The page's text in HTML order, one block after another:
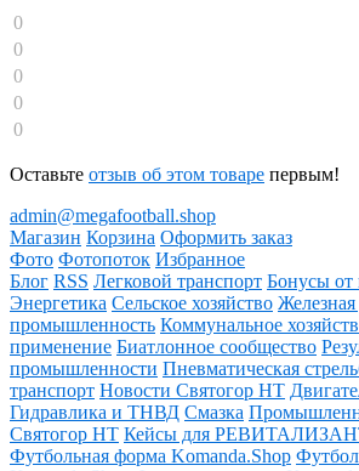
0
0
0
0
0
Оставьте отзыв об этом товаре первым!
admin@megafootball.shop
Магазин Корзина Оформить заказ
Фото Фотопоток Избранное
Блог RSS Легковой транспорт Бонусы от
Энергетика Сельское хозяйство Железная
промышленность Коммунальное
применение Биатлонное сообщество
промышленности Пневматическая
транспорт Новости Святогор НТ
Гидравлика и ТНВД Смазка
Святогор НТ Кейсы для
Футбольная форма Komanda.Shop